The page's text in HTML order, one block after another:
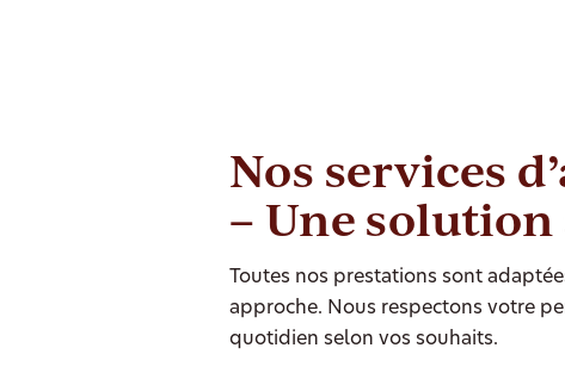
Nos services
– Une
Toutes nos prestations sont
approche. Nous respectons votre
quotidien selon vos souhaits.